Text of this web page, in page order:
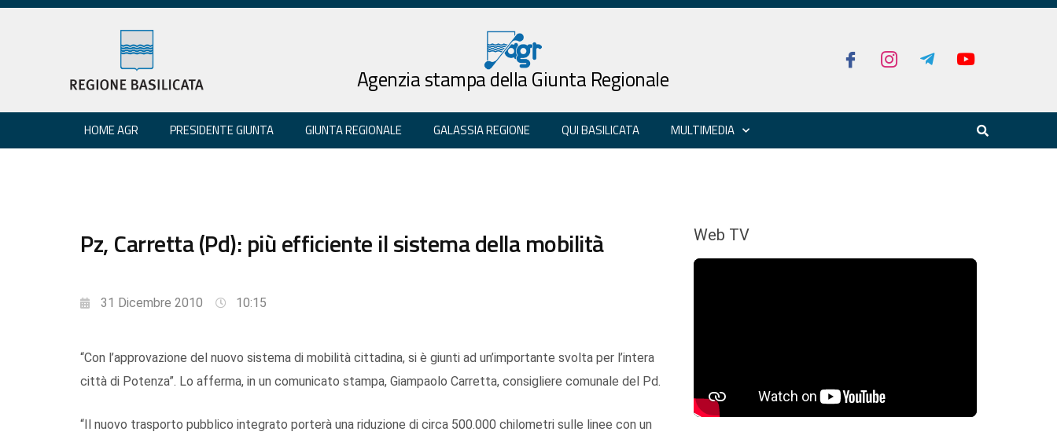
Agenzia stampa della Giunta Regionale
HOME AGR PRESIDENTE GIUNTA GIUNTA REGIONALE GALASSIA REGIONE QUI BASILICATA MULTIMEDIA
Pz, Carretta (Pd): più efficiente il sistema della mobilità
31 Dicembre 2010 10:15
“Con l’approvazione del nuovo sistema di mobilità cittadina, si è giunti ad un’importante svolta per l’intera
città di Potenza”. Lo afferma, in un comunicato stampa, Giampaolo Carretta, consigliere comunale del Pd.
“Il nuovo trasporto pubblico integrato porterà una riduzione di circa 500.000 chilometri sulle linee con un
Web TV